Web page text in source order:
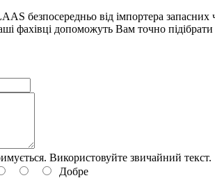
безпосередньо від імпортера
фахівці допоможуть Вам точно
Використовуйте звичайний текст.
Добре